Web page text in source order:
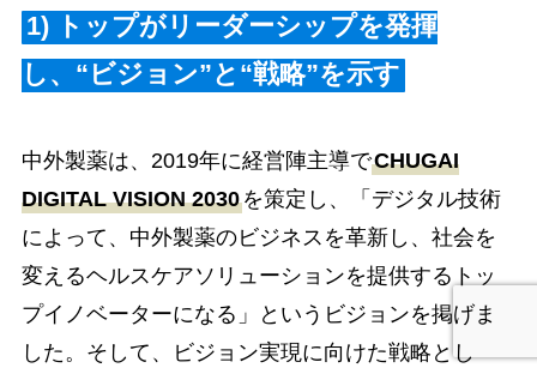
1) トップがリーダーシップを発揮
し、“ビジョン”と“戦略”を示す
中外製薬は、2019年に経営陣主導でCHUGAI
DIGITAL VISION 2030を策定し、「デジタル技術
によって、中外製薬のビジネスを革新し、社会を
変えるヘルスケアソリューションを提供するトッ
プイノベーターになる」というビジョンを掲げま
した。そして、ビジョン実現に向けた戦略とし